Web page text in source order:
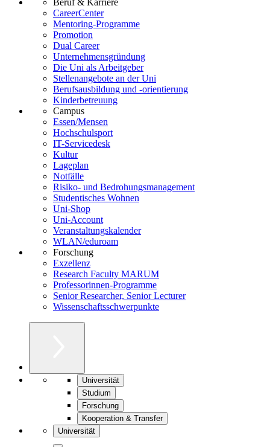
CareerCenter
Mentoring-Programme
Promotion
Dual Career
Unternehmensgründung
Die Uni als Arbeitgeber
Stellenangebote an der Uni
Berufsausbildung und -orientierung
Kinderbetreuung
Campus
Essen/Mensen
Hochschulsport
IT-Servicedesk
Kultur
Lageplan
Notfälle
Risiko- und Bedrohungsmanagement
Studentisches Wohnen
Uni-Shop
Uni-Account
Veranstaltungskalender
WLAN/eduroam
Forschung
Exzellenz
Research Faculty MARUM
Professorinnen-Programme
Senior Researcher, Senior Lecturer
Wissenschaftsschwerpunkte
Universität
Studium
Forschung
Kooperation & Transfer
Universität